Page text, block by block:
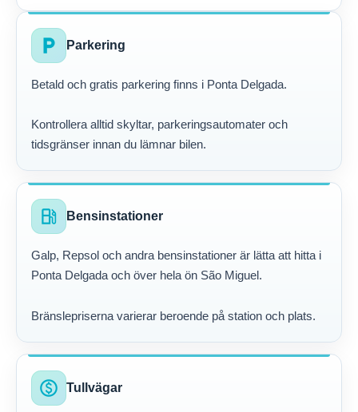
local_parking Parkering
Betald och gratis parkering finns i Ponta Delgada.
Kontrollera alltid skyltar, parkeringsautomater och
tidsgränser innan du lämnar bilen.
local_gas_station Bensinstationer
Galp, Repsol och andra bensinstationer är lätta att hitta i
Ponta Delgada och över hela ön São Miguel.
Bränslepriserna varierar beroende på station och plats.
paid Tullvägar